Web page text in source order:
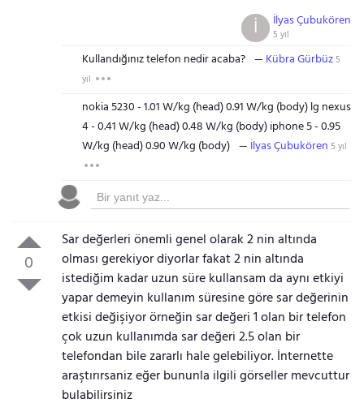
İlyas Çubukören
5 yıl
İ
Kullandığınız telefon nedir acaba? Kübra Gürbüz5
yıl
nokia 5230 - 1.01 W/kg (head) 0.91 W/kg (body) lg nexus
4 - 0.41 W/kg (head) 0.48 W/kg (body) iphone 5 - 0.95
W/kg (head) 0.90 W/kg (body)
İlyas Çubukören 5 yıl
0
Sar değerleri önemli genel olarak 2 nin altında
olması gerekiyor diyorlar fakat 2 nin altında
istediğim kadar uzun süre kullansam da aynı etkiyi
yapar demeyin kullanım süresine göre sar değerinin
etkisi değişiyor örneğin sar değeri 1 olan bir telefon
çok uzun kullanımda sar değeri 2.5 olan bir
telefondan bile zararlı hale gelebiliyor. İnternette
araştırırsaniz eğer bununla ilgili görseller mevcuttur
bulabilirsiniz